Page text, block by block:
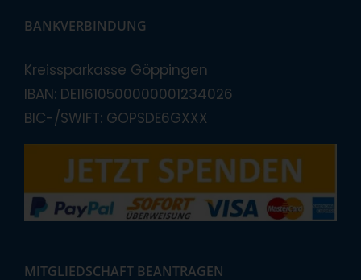
BANKVERBINDUNG
Kreissparkasse Göppingen
IBAN: DE11610500000001234026
BIC-/SWIFT: GOPSDE6GXXX
MITGLIEDSCHAFT BEANTRAGEN